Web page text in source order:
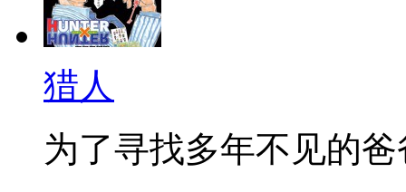
猎人
为了寻找多年不见的爸